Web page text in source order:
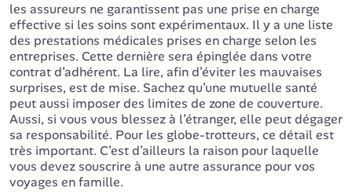
les assureurs ne garantissent pas une prise en charge
effective si les soins sont expérimentaux. Il y a une liste
des prestations médicales prises en charge selon les
entreprises. Cette dernière sera épinglée dans votre
contrat d’adhérent. La lire, afin d’éviter les mauvaises
surprises, est de mise. Sachez qu’une mutuelle santé
peut aussi imposer des limites de zone de couverture.
Aussi, si vous vous blessez à l’étranger, elle peut dégager
sa responsabilité. Pour les globe-trotteurs, ce détail est
très important. C’est d’ailleurs la raison pour laquelle
vous devez souscrire à une autre assurance pour vos
voyages en famille.